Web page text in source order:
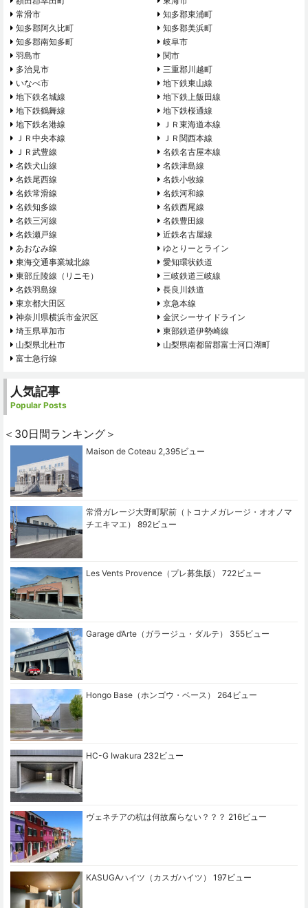
常滑市
知多郡東浦町
知多郡阿久比町
知多郡美浜町
知多郡南知多町
岐阜市
羽島市
関市
多治見市
三重郡川越町
いなべ市
地下鉄東山線
地下鉄名城線
地下鉄上飯田線
地下鉄鶴舞線
地下鉄桜通線
地下鉄名港線
ＪＲ東海道本線
ＪＲ中央本線
ＪＲ関西本線
ＪＲ武豊線
名鉄名古屋本線
名鉄犬山線
名鉄津島線
名鉄尾西線
名鉄小牧線
名鉄常滑線
名鉄河和線
名鉄知多線
名鉄西尾線
名鉄三河線
名鉄豊田線
名鉄瀬戸線
近鉄名古屋線
あおなみ線
ゆとりーとライン
東海交通事業城北線
愛知環状鉄道
東部丘陵線（リニモ）
三岐鉄道三岐線
名鉄羽島線
長良川鉄道
東京都大田区
京急本線
神奈川県横浜市金沢区
金沢シーサイドライン
埼玉県草加市
東部鉄道伊勢崎線
山梨県北杜市
山梨県南都留郡富士河口湖町
富士急行線
人気記事
Popular Posts
＜30日間ランキング＞
Maison de Coteau 2,395ビュー
常滑ガレージ大野町駅前（トコナメガレージ・オオノマ
チエキマエ）
892ビュー
Les Vents Provence（プレ募集版） 722ビュー
Garage d’Arte（ガラージュ・ダルテ） 355ビュー
Hongo Base（ホンゴウ・ベース） 264ビュー
HC-G Iwakura 232ビュー
ヴェネチアの杭は何故腐らない？？？ 216ビュー
KASUGAハイツ（カスガハイツ） 197ビュー